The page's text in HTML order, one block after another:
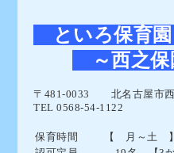
といろ保育
～西之保
〒481-0033 北名古屋市
TEL 0568-54-1122
保育時間
【 月～土